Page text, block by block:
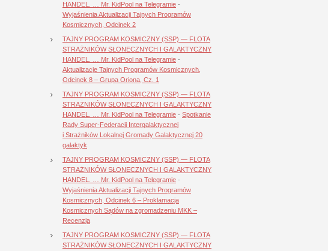
HANDEL. … Mr. KidPool na Telegramie -
Wyjaśnienia Aktualizacji Tajnych Programów
Kosmicznych, Odcinek 2
TAJNY PROGRAM KOSMICZNY (SSP) — FLOTA
STRAŻNIKÓW SŁONECZNYCH I GALAKTYCZNY
HANDEL. … Mr. KidPool na Telegramie -
Aktualizacje Tajnych Programów Kosmicznych,
Odcinek 8 – Grupa Oriona, Cz. 1
TAJNY PROGRAM KOSMICZNY (SSP) — FLOTA
STRAŻNIKÓW SŁONECZNYCH I GALAKTYCZNY
HANDEL. … Mr. KidPool na Telegramie - Spotkanie
Rady Super-Federacji Intergalaktycznej
i Strażników Lokalnej Gromady Galaktycznej 20
galaktyk
TAJNY PROGRAM KOSMICZNY (SSP) — FLOTA
STRAŻNIKÓW SŁONECZNYCH I GALAKTYCZNY
HANDEL. … Mr. KidPool na Telegramie -
Wyjaśnienia Aktualizacji Tajnych Programów
Kosmicznych, Odcinek 6 – Proklamacja
Kosmicznych Sądów na zgromadzeniu MKK –
Recenzja
TAJNY PROGRAM KOSMICZNY (SSP) — FLOTA
STRAŻNIKÓW SŁONECZNYCH I GALAKTYCZNY